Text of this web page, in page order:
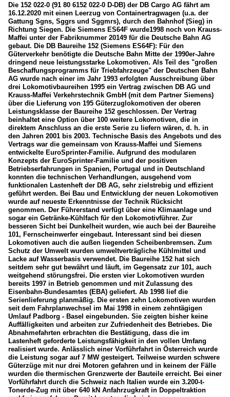
Die 152 022-0 (91 80 6152 022-0 D-DB) der DB Cargo AG fährt am
16.12.2020 mit einen Leerzug von Containertragwagen (u.a. der
Gattung Sgns, Sggrs und Sggmrs), durch den Bahnhof (Sieg) in
Richtung Siegen. Die Siemens ES64F wurde1998 noch von Krauss-
Maffei unter der Fabriknummer 20149 für die Deutsche Bahn AG
gebaut. Die DB Baureihe 152 (Siemens ES64F): Für den
Güterverkehr benötigte die Deutsche Bahn Mitte der 1990er-Jahre
dringend neue leistungsstarke Lokomotiven. Als Teil des "großen
Beschaffungsprogramms für Triebfahrzeuge" der Deutschen Bahn
AG wurde nach einer im Jahr 1993 erfolgten Ausschreibung über
drei Lokomotivbaureihen 1995 ein Vertrag zwischen DB AG und
Krauss-Maffei Verkehrstechnik GmbH (mit dem Partner Siemens)
über die Lieferung von 195 Güterzuglokomotiven der oberen
Leistungsklasse der Baureihe 152 geschlossen. Der Vertrag
beinhaltet eine Option über 100 weitere Lokomotiven, die in
direktem Anschluss an die erste Serie zu liefern wären, d. h. in
den Jahren 2001 bis 2003. Technische Basis des Angebots und des
Vertrags war die gemeinsam von Krauss-Maffei und Siemens
entwickelte EuroSprinter-Familie. Aufgrund des modularen
Konzepts der EuroSprinter-Familie und der positiven
Betriebserfahrungen in Spanien, Portugal und in Deutschland
konnten die technischen Verhandlungen, ausgehend vom
funktionalen Lastenheft der DB AG, sehr zielstrebig und effizient
geführt werden. Bei Bau und Entwicklung der neuen Lokomotiven
wurde auf neueste Erkenntnisse der Technik Rücksicht
genommen. Der Führerstand verfügt über eine Klimaanlage und
sogar ein Getränke-Kühlfach für den Lokomotivführer. Zur
besseren Sicht bei Dunkelheit wurden, wie auch bei der Baureihe
101, Fernscheinwerfer eingebaut. Interessant sind bei diesen
Lokomotiven auch die außen liegenden Scheibenbremsen. Zum
Schutz der Umwelt wurden umweltverträgliche Kühlmittel und
Lacke auf Wasserbasis verwendet. Die Baureihe 152 hat sich
seitdem sehr gut bewährt und läuft, im Gegensatz zur 101, auch
weitgehend störungsfrei. Die ersten vier Lokomotiven wurden
bereits 1997 in Betrieb genommen und mit Zulassung des
Eisenbahn-Bundesamtes (EBA) geliefert. Ab 1998 lief die
Serienlieferung planmäßig. Die ersten zehn Lokomotiven wurden
seit dem Fahrplanwechsel im Mai 1998 in einem zehntägigen
Umlauf Padborg - Basel eingebunden. Sie zeigten bisher keine
Auffälligkeiten und arbeiten zur Zufriedenheit des Betriebes. Die
Abnahmefahrten erbrachten die Bestätigung, dass die im
Lastenheft geforderte Leistungsfähigkeit in den vollen Umfang
realisiert wurde. Anlässlich einer Vorführfahrt in Österreich wurde
die Leistung sogar auf 7 MW gesteigert. Teilweise wurden schwere
Güterzüge mit nur drei Motoren gefahren und in keinem der Fälle
wurden die thermischen Grenzwerte der Bauteile erreicht. Bei einer
Vorführfahrt durch die Schweiz nach Italien wurde ein 3.200-t-
Tonerde-Zug mit über 640 kN Anfahrzugkraft in Doppeltraktion